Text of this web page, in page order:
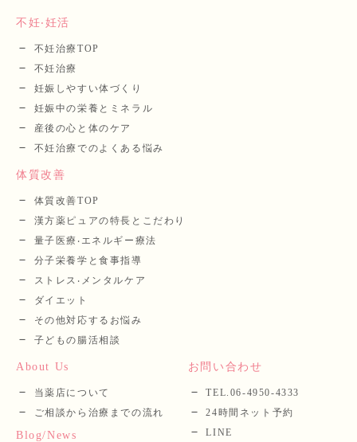
不妊‧妊活
不妊治療TOP
不妊治療
妊娠しやすい体づくり
妊娠中の栄養とミネラル
産後の⼼と体のケア
不妊治療でのよくある悩み
体質改善
体質改善TOP
漢⽅薬ピュアの特長とこだわり
量⼦医療‧エネルギー療法
分⼦栄養学と⾷事指導
ストレス‧メンタルケア
ダイエット
その他対応するお悩み
子どもの腸活相談
About Us
当薬店について
ご相談から治療までの流れ
Blog/News
お問い合わせ
TEL.06-4950-4333
24時間ネット予約
LINE